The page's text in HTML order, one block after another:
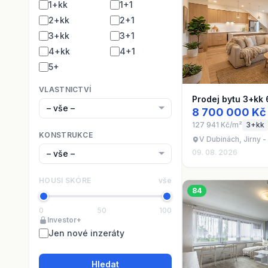
1+kk
1+1
2+kk
2+1
3+kk
3+1
4+kk
4+1
5+
VLASTNICTVÍ
KONSTRUKCE
HOUSI SKÓRE vše
0 50
100
Investor+
Jen nové inzeráty
Hledat
Prodej bytu 3+kk
8 700 000 Kč
127 941 Kč/m² 3+kk
V Dubinách, Jirny
09. 08. 2026
84